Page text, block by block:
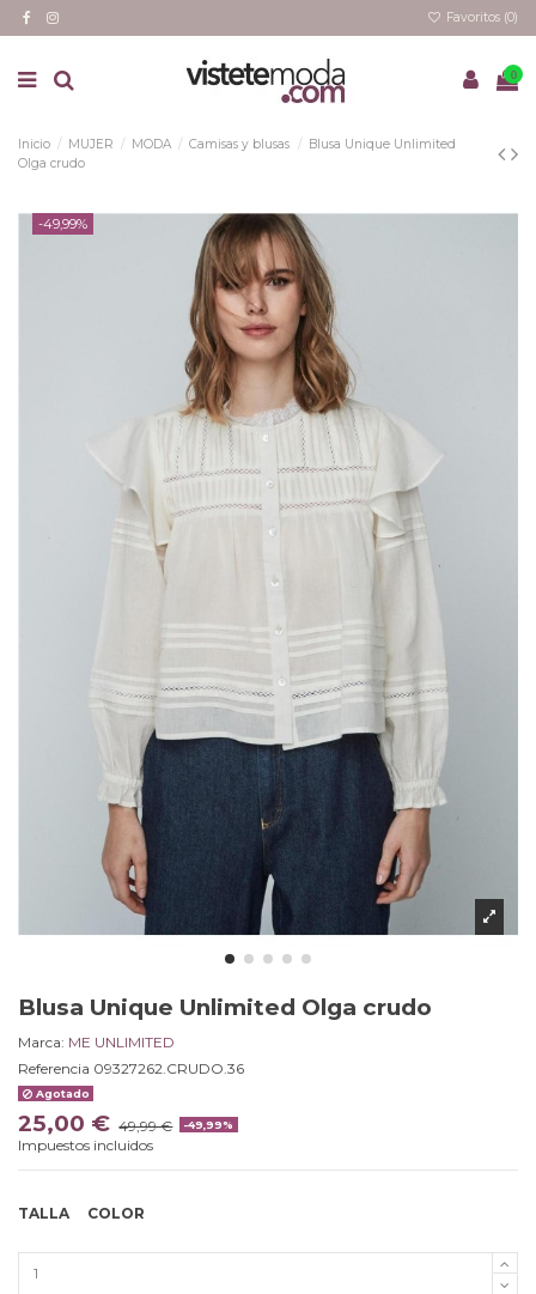
Favoritos (0)
0
Inicio MUJER MODA Camisas y blusas
Blusa Unique Unlimited
Olga crudo
-49,99%
Blusa Unique Unlimited Olga crudo
Marca: ME UNLIMITED
Referencia 09327262.CRUDO.36
Agotado
25,00 € 49,99 € -49,99%
Impuestos incluidos
TALLA COLOR